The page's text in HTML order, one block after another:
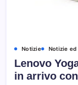
Notizie Notizie
Lenovo
in arrivo